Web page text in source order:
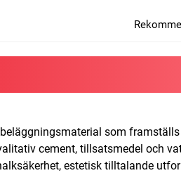
som
cement, tillsatsmedel och
estetisk tilltalande